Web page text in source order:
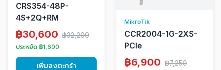
CRS354-48P-
4S+2Q+RM
฿30,600 ฿32,200
ประหยัด ฿1,600
เพิ่มลงตะกร้า
MikroTik
CCR2004-1G-2XS-
PCle
฿6,900 ฿7,250